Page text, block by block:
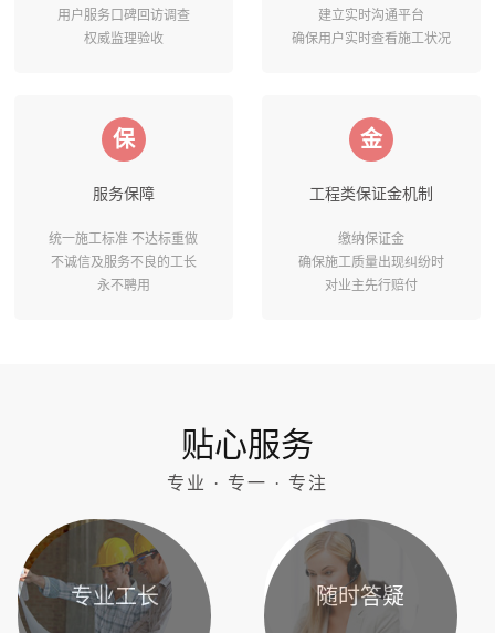
用户服务口碑回访调查
权威监理验收
建立实时沟通平台
确保用户实时查看施工状况
保
服务保障
统一施工标准 不达标重做
不诚信及服务不良的工长
永不聘用
金
工程类保证金机制
缴纳保证金
确保施工质量出现纠纷时
对业主先行赔付
贴心服务
专业 · 专一 · 专注
专业工长 随时答疑